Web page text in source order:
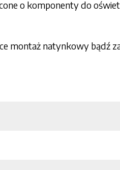
o komponenty do
montaż natynkowy bądź